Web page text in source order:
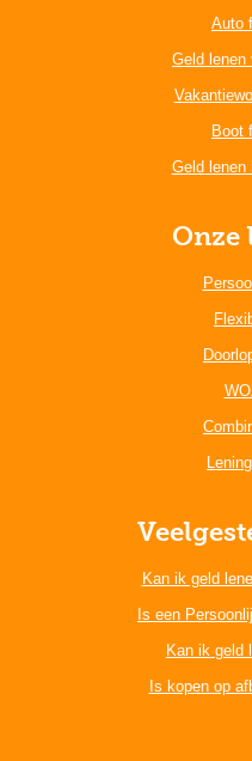
Auto
Geld lenen
Boot
Geld lenen
Onze
Kan ik geld
Is een
Kan ik geld
Is kopen op